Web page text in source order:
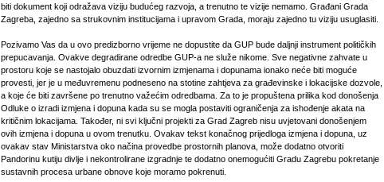
biti dokument koji odražava viziju budućeg razvoja, a trenutno te vizije nemamo. Građani Grada
Zagreba, zajedno sa strukovnim institucijama i upravom Grada, moraju zajedno tu viziju usuglasiti.
Pozivamo Vas da u ovo predizborno vrijeme ne dopustite da GUP bude daljnji instrument političkih
prepucavanja. Ovakve degradirane odredbe GUP-a ne služe nikome. Sve negativne zahvate u
prostoru koje se nastojalo obuzdati izvornim izmjenama i dopunama ionako neće biti moguće
provesti, jer je u međuvremenu podneseno na stotine zahtjeva za građevinske i lokacijske dozvole,
a koje će biti završene po trenutno važećim odredbama. Za to je propuštena prilika kod donošenja
Odluke o izradi izmjena i dopuna kada su se mogla postaviti ograničenja za ishođenje akata na
kritičnim lokacijama. Također, ni svi ključni projekti za Grad Zagreb nisu uvjetovani donošenjem
ovih izmjena i dopuna u ovom trenutku. Ovakav tekst konačnog prijedloga izmjena i dopuna, uz
ovakav stav Ministarstva oko načina provedbe prostornih planova, može dodatno otvoriti
Pandorinu kutiju divlje i nekontrolirane izgradnje te dodatno onemogućiti Gradu Zagrebu pokretanje
sustavnih procesa urbane obnove koje moramo pokrenuti.